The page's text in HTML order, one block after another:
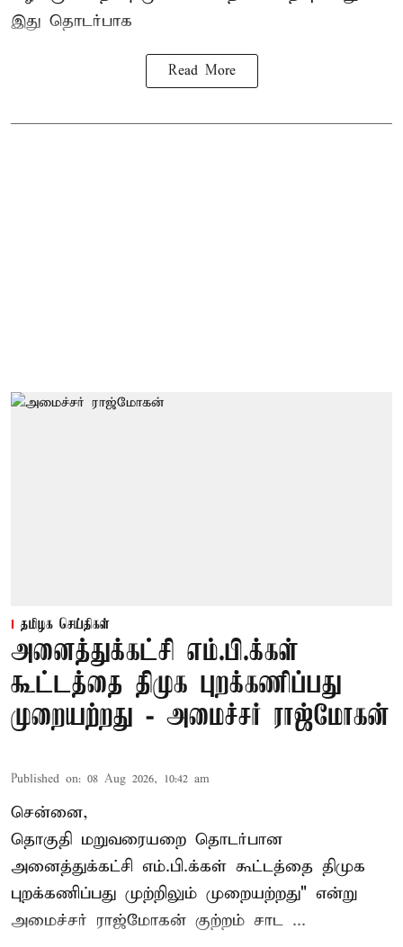
இது தொடர்பாக
Read More
தமிழக செய்திகள்
அனைத்துக்கட்சி எம்.பி.க்கள்
கூட்டத்தை திமுக புறக்கணிப்பது
முறையற்றது - அமைச்சர் ராஜ்மோகன்
Published on: 08 Aug 2026, 10:42 am
சென்னை,
தொகுதி மறுவரையறை தொடர்பான
அனைத்துக்கட்சி எம்.பி.க்கள் கூட்டத்தை திமுக
புறக்கணிப்பது முற்றிலும் முறையற்றது" என்று
அமைச்சர் ராஜ்மோகன் குற்றம் சாட ...